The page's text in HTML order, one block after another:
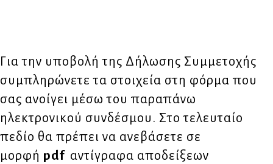
Για την υποβολή της Δήλωσης Συμμετοχής
συμπληρώνετε τα στοιχεία στη φόρμα που
σας ανοίγει μέσω του παραπάνω
ηλεκτρονικού συνδέσμου. Στο τελευταίο
πεδίο θα πρέπει να ανεβάσετε σε
μορφή pdf αντίγραφα αποδείξεων